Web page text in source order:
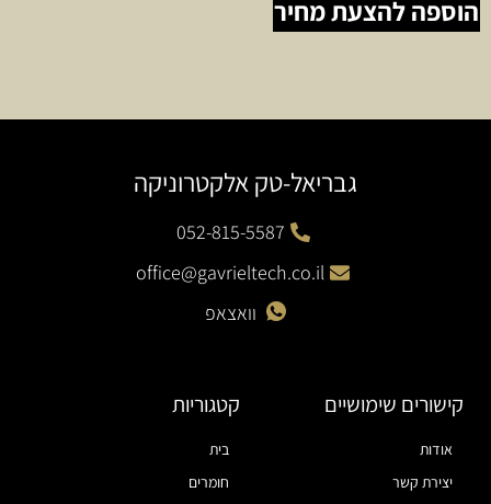
הוספה להצעת מחיר
גבריאל-טק אלקטרוניקה
052-815-5587
office@gavrieltech.co.il
וואצאפ
קישורים שימושיים
אודות
יצירת קשר
קטגוריות
בית
חומרים